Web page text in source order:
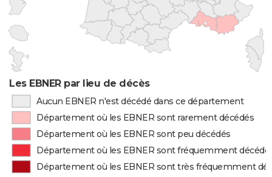
Les EBNER par lieu de décès
Aucun EBNER n'est décédé dans ce département
Département où les EBNER sont rarement décédés
Département où les EBNER sont peu décédés
Département où les EBNER sont fréquemment
Département où les EBNER sont très fréquemment